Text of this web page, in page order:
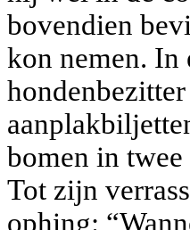
bovendien
kon nemen. In
bomen in
Tot zijn
ophing: